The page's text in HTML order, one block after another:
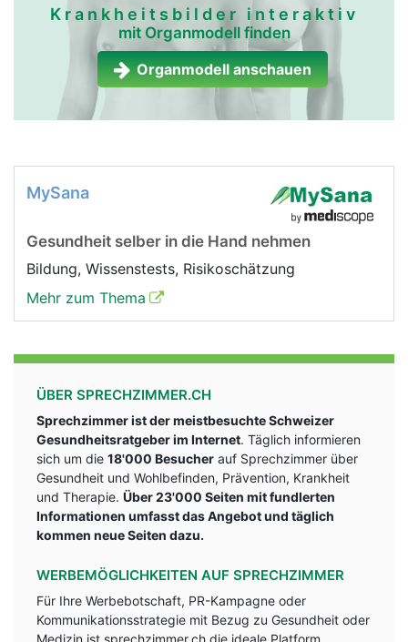
Krankheitsbilder interaktiv
mit Organmodell finden
Organmodell anschauen
MySana
Gesundheit selber in die Hand nehmen
Bildung, Wissenstests, Risikoschätzung
Mehr zum Thema
ÜBER SPRECHZIMMER.CH
Sprechzimmer ist der meistbesuchte Schweizer
Gesundheitsratgeber im Internet. Täglich informieren
sich um die 18'000 Besucher auf Sprechzimmer über
Gesundheit und Wohlbefinden, Prävention, Krankheit
und Therapie. Über 23'000 Seiten mit fundlerten
Informationen umfasst das Angebot und täglich
kommen neue Seiten dazu.
WERBEMÖGLICHKEITEN AUF SPRECHZIMMER
Für Ihre Werbebotschaft, PR-Kampagne oder
Kommunikationsstrategie mit Bezug zu Gesundheit oder
Medizin ist sprechzimmer.ch die ideale Platform